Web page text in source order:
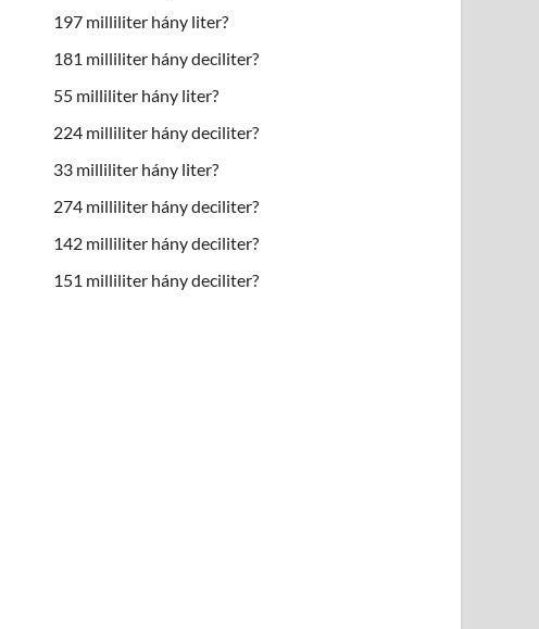
197 milliliter hány liter?
181 milliliter hány deciliter?
55 milliliter hány liter?
224 milliliter hány deciliter?
33 milliliter hány liter?
274 milliliter hány deciliter?
142 milliliter hány deciliter?
151 milliliter hány deciliter?